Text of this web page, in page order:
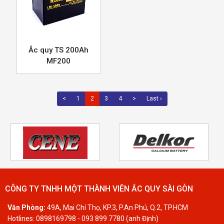
Ắc quy TS 200Ah
MF200
< 1 2 3 4 > Last ›
CÔNG TY TNHH MỘT THÀNH VIÊN ẮC QUY SÀI GÒN
Văn Phòng: 49A, Mai Chí Thọ, KP.3, P.An Phú, Q.2, TP.HCM
Hotlines: 0898169798 - 093 899 7780 (anh Định)